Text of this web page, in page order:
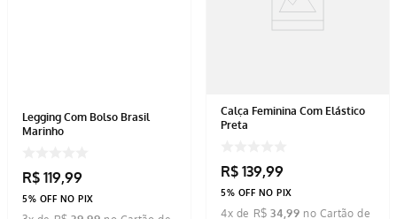
Legging Com Bolso Brasil
Marinho
R$ 119,99
5% OFF NO PIX
Calça Feminina Com Elástico
Preta
R$ 139,99
5% OFF NO PIX
4x de R$ 34,99